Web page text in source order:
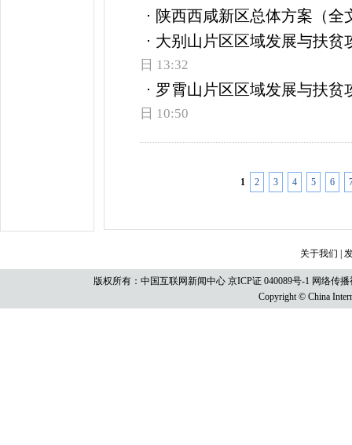
陕西西咸新区总体方案（全
大别山片区区域发展与扶贫
日 13:32
罗霄山片区区域发展与扶贫
日 10:50
1 2 3 4 5 6